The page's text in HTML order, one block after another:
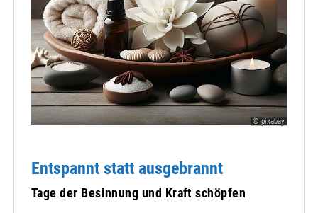
© pixabay
Entspannt statt ausgebrannt
Tage der Besinnung und Kraft schöpfen